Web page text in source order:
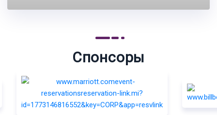
Спонсоры